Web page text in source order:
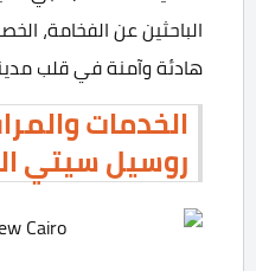
الباحثين عن الفخامة،
هادئة وآمنة في قلب
الخدمات
روسيل سيتي